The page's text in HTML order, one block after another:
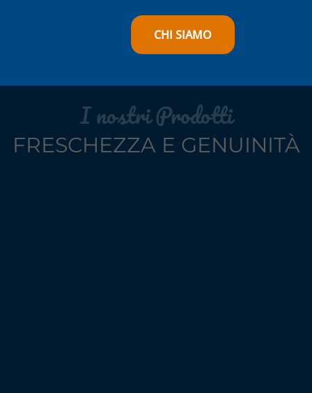
CHI SIAMO
I nostri Prodotti
FRESCHEZZA E GENUINITÀ